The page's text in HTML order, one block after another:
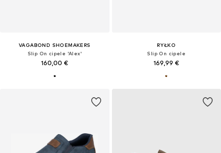
VAGABOND SHOEMAKERS
Slip On cipele 'Alex'
160,00 €
RYŁKO
Slip On cipele
169,99 €